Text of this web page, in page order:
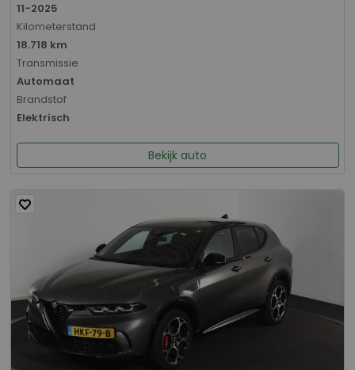
11-2025
Kilometerstand
18.718 km
Transmissie
Automaat
Brandstof
Elektrisch
Bekijk auto